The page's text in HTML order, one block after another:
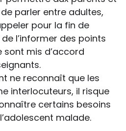
parler entre adultes,
pour la fin de
l’informer des points
sont mis d’accord
ne reconnaît que les
interlocuteurs, il risque
certains besoins
malade.